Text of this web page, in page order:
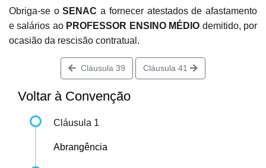
Obriga-se oSENACa fornecer atestados de afastamento
e salários ao PROFESSOR ENSINO MÉDIO demitido, por
ocasião da rescisão contratual.
Cláusula 39 Cláusula 41
Voltar à Convenção
Cláusula 1
Abrangência